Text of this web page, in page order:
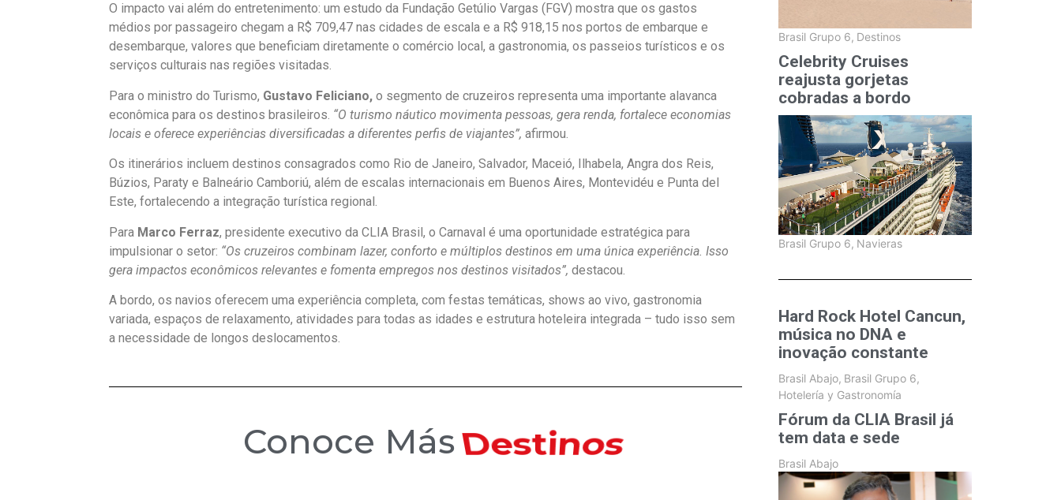
O impacto vai além do entretenimento: um estudo da Fundação Getúlio Vargas (FGV) mostra que os gastos
médios por passageiro chegam a R$ 709,47 nas cidades de escala e a R$ 918,15 nos portos de embarque e
desembarque, valores que beneficiam diretamente o comércio local, a gastronomia, os passeios turísticos e os
serviços culturais nas regiões visitadas.
Para o ministro do Turismo, Gustavo Feliciano, o segmento de cruzeiros representa uma importante alavanca
econômica para os destinos brasileiros. “O turismo náutico movimenta pessoas, gera renda, fortalece economias
locais e oferece experiências diversificadas a diferentes perfis de viajantes”, afirmou.
Os itinerários incluem destinos consagrados como Rio de Janeiro, Salvador, Maceió, Ilhabela, Angra dos Reis,
Búzios, Paraty e Balneário Camboriú, além de escalas internacionais em Buenos Aires, Montevidéu e Punta del
Este, fortalecendo a integração turística regional.
Para Marco Ferraz, presidente executivo da CLIA Brasil, o Carnaval é uma oportunidade estratégica para
impulsionar o setor: “Os cruzeiros combinam lazer, conforto e múltiplos destinos em uma única experiência. Isso
gera impactos econômicos relevantes e fomenta empregos nos destinos visitados”, destacou.
A bordo, os navios oferecem uma experiência completa, com festas temáticas, shows ao vivo, gastronomia
variada, espaços de relaxamento, atividades para todas as idades e estrutura hoteleira integrada – tudo isso sem
a necessidade de longos deslocamentos.
Conoce MásHoteles
Brasil Grupo 6, Destinos
Celebrity Cruises
reajusta gorjetas
cobradas a bordo
Brasil Grupo 6, Navieras
Hard Rock Hotel Cancun,
música no DNA e
inovação constante
Brasil Abajo, Brasil Grupo 6,
Hotelería y Gastronomía
Fórum da CLIA Brasil já
tem data e sede
Brasil Abajo